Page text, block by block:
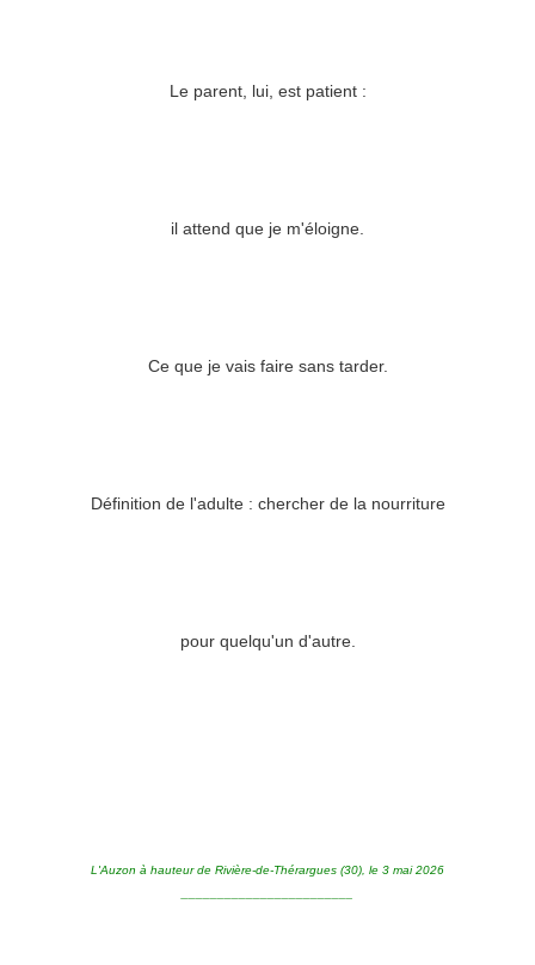
Le parent, lui, est patient :
il attend que je m'éloigne.
Ce que je vais faire sans tarder.
Définition de l'adulte : chercher de la nourriture
pour quelqu'un d'autre.
L'Auzon à hauteur de Rivière-de-Thérargues (30), le 3 mai 2026